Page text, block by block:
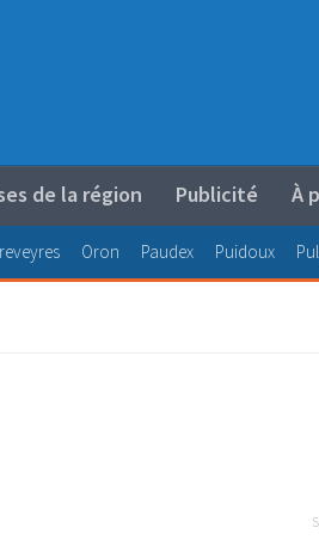
de la région Publicité À
Oron Paudex Puidoux